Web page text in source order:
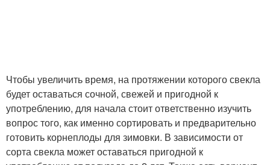
Чтобы увеличить время, на протяжении которого свекла
будет оставаться сочной, свежей и пригодной к
употреблению, для начала стоит ответственно изучить
вопрос того, как именно сортировать и предварительно
готовить корнеплоды для зимовки. В зависимости от
сорта свекла может оставаться пригодной к